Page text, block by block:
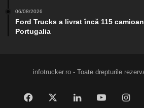
06/08/2026
Ford Trucks a livrat încă 115
Portugalia
infotrucker.ro - Toate drepturile
Facebook LinkedInYouTube